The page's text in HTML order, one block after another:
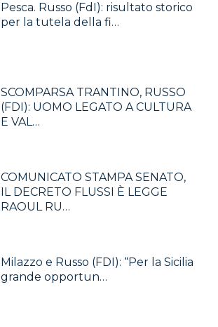
Pesca. Russo (FdI): risultato storico
per la tutela della fi…
SCOMPARSA TRANTINO, RUSSO
(FDI): UOMO LEGATO A CULTURA
E VAL…
COMUNICATO STAMPA SENATO,
IL DECRETO FLUSSI È LEGGE
RAOUL RU…
Milazzo e Russo (FDI): “Per la Sicilia
grande opportun…